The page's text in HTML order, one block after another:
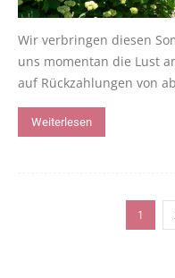
Wir verbringen diesen
uns momentan die Lust
auf Rückzahlungen von
Weiterlesen
1